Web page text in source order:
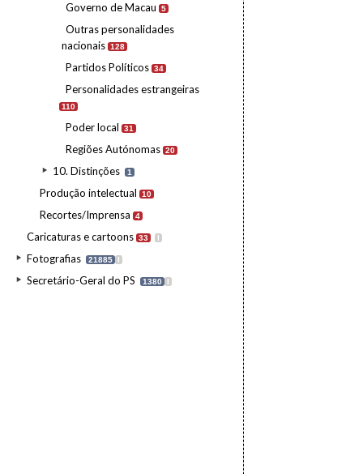
Governo de Macau 5
Outras personalidades
nacionais 128
Partidos Políticos 34
Personalidades estrangeiras
110
Poder local 31
Regiões Autónomas 20
10. Distinções 1
Produção intelectual 10
Recortes/Imprensa 4
Caricaturas e cartoons 33 I
Fotografias 21885 I
Secretário-Geral do PS 1380 I